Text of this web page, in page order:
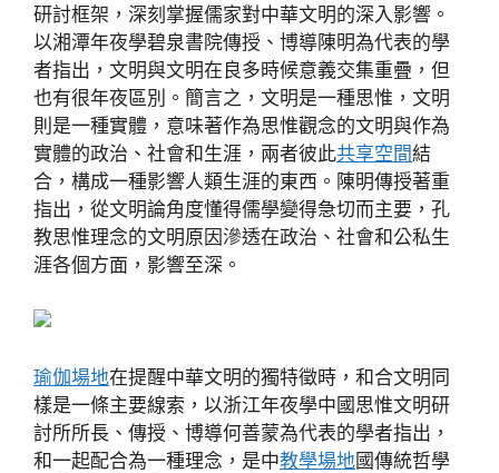
研討框架，深刻掌握儒家對中華文明的深入影響。
以湘潭年夜學碧泉書院傳授、博導陳明為代表的學
者指出，文明與文明在良多時候意義交集重疊，但
也有很年夜區別。簡言之，文明是一種思惟，文明
則是一種實體，意味著作為思惟觀念的文明與作為
實體的政治、社會和生涯，兩者彼此共享空間結
合，構成一種影響人類生涯的東西。陳明傳授著重
指出，從文明論角度懂得儒學變得急切而主要，孔
教思惟理念的文明原因滲透在政治、社會和公私生
涯各個方面，影響至深。
瑜伽場地在提醒中華文明的獨特徵時，和合文明同
樣是一條主要線索，以浙江年夜學中國思惟文明研
討所所長、傳授、博導何善蒙為代表的學者指出，
和一起配合為一種理念，是中教學場地國傳統哲學